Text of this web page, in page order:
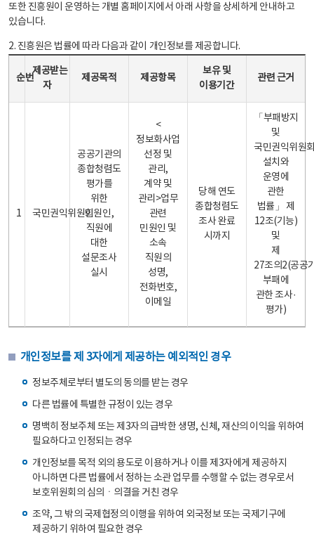
또한 진흥원이 운영하는 개별 홈페이지에서 아래 사항을 상세하게 안내하고
있습니다.
2. 진흥원은 법률에 따라 다음과 같이 개인정보를 제공합니다.
순번
제공받는
자
제공목적 제공항목
보유 및
이용기간
관련 근거
1 국민권익위원회
공공기관의
종합청렴도
평가를
위한
민원인,
직원에
대한
설문조사
실시
<
정보화사업
선정 및
관리,
계약 및
관리>업무
관련
민원인 및
소속
직원의
성명,
전화번호,
이메일
당해 연도
종합청렴도
조사 완료
시까지
「부패방지
및
국민권익위원
설치와
운영에
관한
법률」 제
12조(기능)
및
제
27조의2(공공
부패에
관한 조사·
평가)
개인정보를 제 3자에게 제공하는 예외적인 경우
정보주체로부터 별도의 동의를 받는 경우
다른 법률에 특별한 규정이 있는 경우
명백히 정보주체 또는 제3자의 급박한 생명, 신체, 재산의 이익을 위하여
필요하다고 인정되는 경우
개인정보를 목적 외의 용도로 이용하거나 이를 제3자에게 제공하지
아니하면 다른 법률에서 정하는 소관 업무를 수행할 수 없는 경우로서
보호위원회의 심의ㆍ의결을 거친 경우
조약, 그 밖의 국제협정의 이행을 위하여 외국정보 또는 국제기구에
제공하기 위하여 필요한 경우